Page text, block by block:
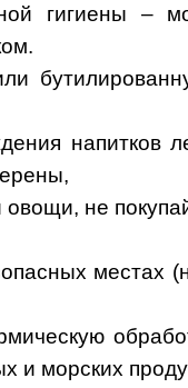
гигиены –
напитков
не
местах
и морских